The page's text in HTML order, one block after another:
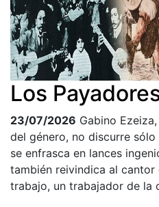
Los
23/07/2026 Gabino
del género, no discurre
se enfrasca en lances
también reivindica al
trabajo, un trabajador de la